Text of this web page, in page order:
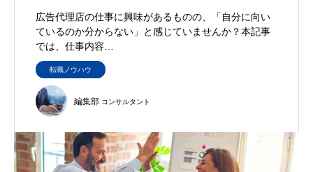
広告代理店の仕事に興味があるものの、「自分に向い
ているのか分からない」と感じていませんか？本記事
では、仕事内容…
転職ノウハウ
編集部 コンサルタント